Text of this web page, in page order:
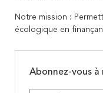
Notre mission :
écologique en
Abonnez-vous à